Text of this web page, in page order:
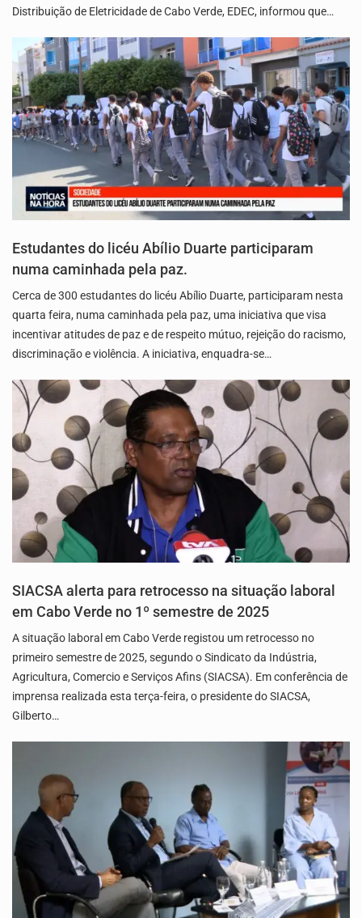
Distribuição de Eletricidade de Cabo Verde, EDEC, informou que…
Estudantes do licéu Abílio Duarte participaram
numa caminhada pela paz.
Cerca de 300 estudantes do licéu Abílio Duarte, participaram nesta
quarta feira, numa caminhada pela paz, uma iniciativa que visa
incentivar atitudes de paz e de respeito mútuo, rejeição do racismo,
discriminação e violência. A iniciativa, enquadra-se…
SIACSA alerta para retrocesso na situação laboral
em Cabo Verde no 1º semestre de 2025
A situação laboral em Cabo Verde registou um retrocesso no
primeiro semestre de 2025, segundo o Sindicato da Indústria,
Agricultura, Comercio e Serviços Afins (SIACSA). Em conferência de
imprensa realizada esta terça-feira, o presidente do SIACSA,
Gilberto…